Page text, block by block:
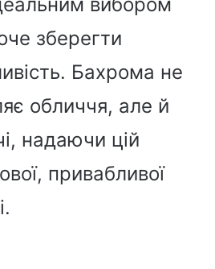
зберегти
Бахрома не
обличчя, але й
надаючи цій
привабливої